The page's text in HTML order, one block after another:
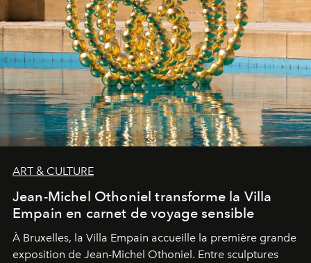
ART & CULTURE
Jean-Michel Othoniel transforme la Villa
Empain en carnet de voyage sensible
À Bruxelles, la Villa Empain accueille la première grande
exposition de Jean-Michel Othoniel. Entre sculptures